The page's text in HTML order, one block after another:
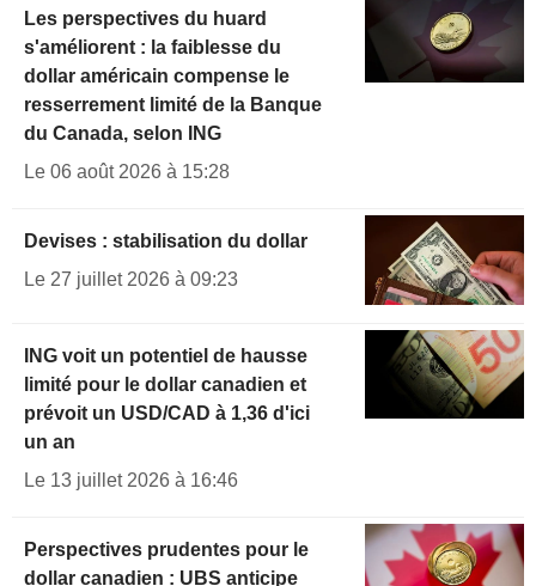
Les perspectives du huard
s'améliorent : la faiblesse du
dollar américain compense le
resserrement limité de la Banque
du Canada, selon ING
Le 06 août 2026 à 15:28
Devises : stabilisation du dollar
Le 27 juillet 2026 à 09:23
ING voit un potentiel de hausse
limité pour le dollar canadien et
prévoit un USD/CAD à 1,36 d'ici
un an
Le 13 juillet 2026 à 16:46
Perspectives prudentes pour le
dollar canadien : UBS anticipe